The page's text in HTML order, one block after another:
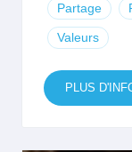
Partage
Valeurs
PLUS